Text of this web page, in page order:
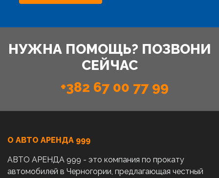
НУЖНА ПОМОЩЬ? ПОЗВОНИ
СЕЙЧАС
+382 67 00 77 99
О АВТО AРЕНДА 999
АВТО АРЕНДА 999 - это компания по прокату
автомобилей в Черногории, предлагающая честный